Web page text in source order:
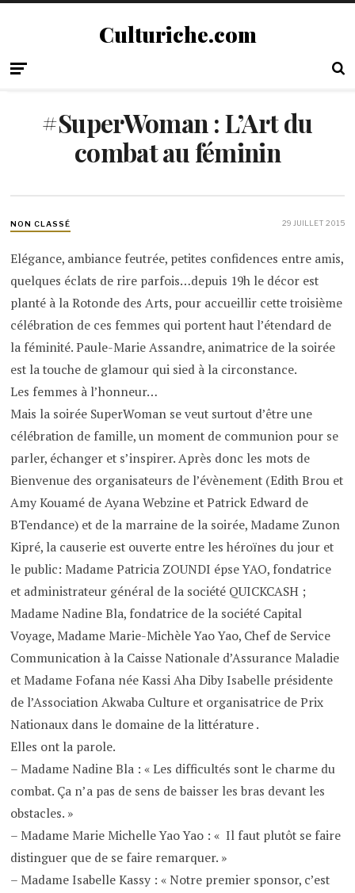
Culturiche.com
#SuperWoman : L’Art du
combat au féminin
NON CLASSÉ 29 JUILLET 2015
Elégance, ambiance feutrée, petites confidences entre amis,
quelques éclats de rire parfois…depuis 19h le décor est
planté à la Rotonde des Arts, pour accueillir cette troisième
célébration de ces femmes qui portent haut l’étendard de
la féminité. Paule-Marie Assandre, animatrice de la soirée
est la touche de glamour qui sied à la circonstance.
Les femmes à l’honneur…
Mais la soirée SuperWoman se veut surtout d’être une
célébration de famille, un moment de communion pour se
parler, échanger et s’inspirer. Après donc les mots de
Bienvenue des organisateurs de l’évènement (Edith Brou et
Amy Kouamé de Ayana Webzine et Patrick Edward de
BTendance) et de la marraine de la soirée, Madame Zunon
Kipré, la causerie est ouverte entre les héroïnes du jour et
le public: Madame Patricia ZOUNDI épse YAO, fondatrice
et administrateur général de la société QUICKCASH ;
Madame Nadine Bla, fondatrice de la société Capital
Voyage, Madame Marie-Michèle Yao Yao, Chef de Service
Communication à la Caisse Nationale d’Assurance Maladie
et Madame Fofana née Kassi Aha Diby Isabelle présidente
de l’Association Akwaba Culture et organisatrice de Prix
Nationaux dans le domaine de la littérature .
Elles ont la parole.
– Madame Nadine Bla : « Les difficultés sont le charme du
combat. Ça n’a pas de sens de baisser les bras devant les
obstacles. »
– Madame Marie Michelle Yao Yao : « Il faut plutôt se faire
distinguer que de se faire remarquer. »
– Madame Isabelle Kassy : « Notre premier sponsor, c’est